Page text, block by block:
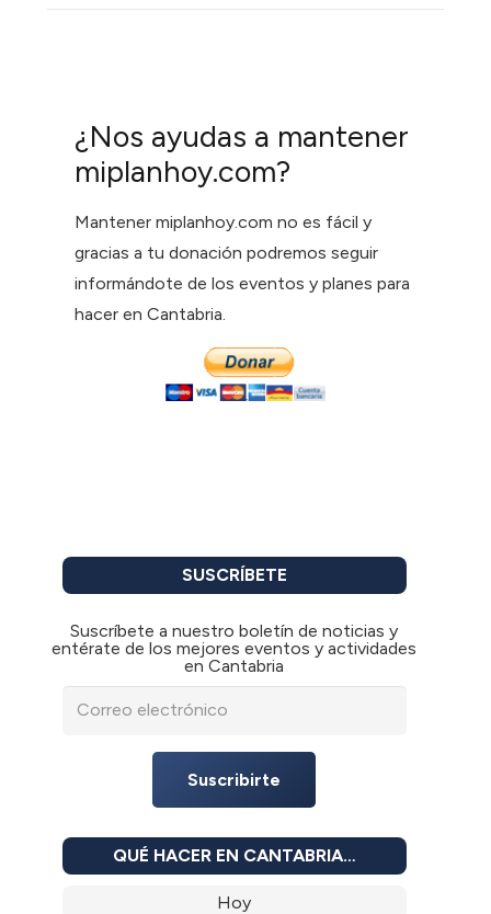
¿Nos ayudas a mantener
miplanhoy.com?
Mantener miplanhoy.com no es fácil y
gracias a tu donación podremos seguir
informándote de los eventos y planes para
hacer en Cantabria.
SUSCRÍBETE
Suscríbete a nuestro boletín de noticias y
entérate de los mejores eventos y actividades
en Cantabria
Suscribirte
QUÉ HACER EN CANTABRIA…
Hoy